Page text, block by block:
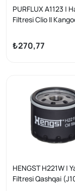
PURFLUX A1123 |
Filtresi Clio II
₺270,77
HENGST H221W |
Filtresi Qashqai